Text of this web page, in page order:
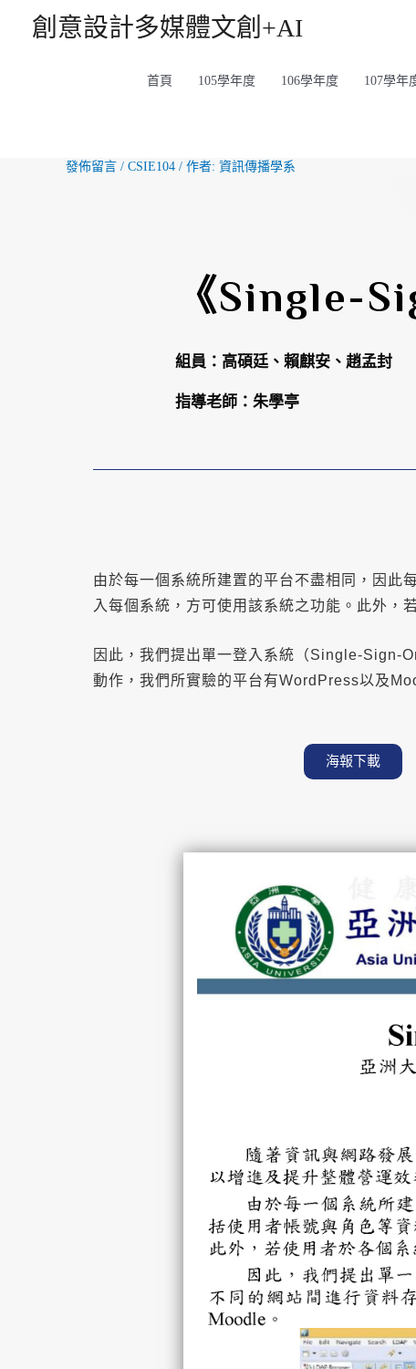
創意設計多媒體文創+AI
首頁 105學年度 106學年度 107學年
發佈留言 / CSIE104 / 作者: 資訊傳播學系
《Single-
組員： 高碩廷、賴麒安、趙孟封
指導老師：朱學亭
由於每一個系統所建置的平台不盡相同，因此
入每個系統，方可使用該系統之功能。此外，
因此，我們提出單一登入系統（Single-Sign-
動作，我們所實驗的平台有WordPress以及
海報下載